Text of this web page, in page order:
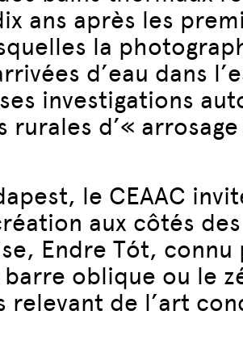
ans après les
la
d’eau dans
investigations
d’«
le CEAAC
aux côtés
Endre Tót, connu
oblique ou le
de l’art